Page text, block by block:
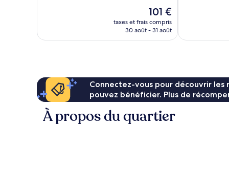
Le
nouveau
prix
101 €
taxes et frais compris
30 août - 31 août
Connectez-vous pour découvrir
pouvez bénéficier. Plus de
À propos du quartier